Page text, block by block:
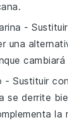
-
una
- Sustituir
se derrite
la